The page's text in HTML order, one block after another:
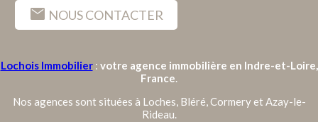
mail NOUS CONTACTER
Lochois Immobilier: votre agence immobilière en Indre-et-Loire,
France.
Nos agences sont situées à Loches, Bléré, Cormery et Azay-le-
Rideau.